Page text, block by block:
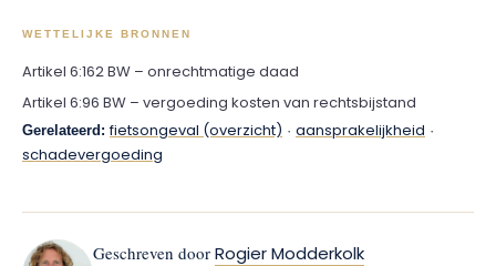
WETTELIJKE BRONNEN
Artikel 6:162 BW – onrechtmatige daad
Artikel 6:96 BW – vergoeding kosten van rechtsbijstand
Gerelateerd: fietsongeval (overzicht) · aansprakelijkheid ·
schadevergoeding
Geschreven door Rogier Modderkolk